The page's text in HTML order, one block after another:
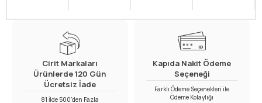
Cirit Markaları
Ürünlerde 120 Gün
Ücretsiz İade
81 İlde 500’den Fazla
Kapıda Nakit Ödeme
Seçeneği
Farklı Ödeme Seçenekleri ile
Ödeme Kolaylığı